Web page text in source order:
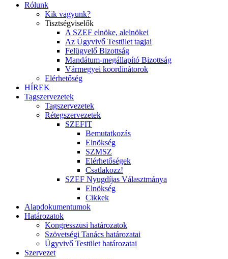
Rólunk
Kik vagyunk?
Tisztségviselők
A SZEF elnöke, alelnökei
Az Ügyvivő Testület tagjai
Felügyelő Bizottság
Mandátum-megállapító Bizottság
Vármegyei koordinátorok
Elérhetőség
HÍREK
Tagszervezetek
Tagszervezetek
Rétegszervezetek
SZEFIT
Bemutatkozás
Elnökség
SZMSZ
Elérhetőségek
Csatlakozz!
SZEF Nyugdíjas Választmánya
Elnökség
Cikkek
Alapdokumentumok
Határozatok
Kongresszusi határozatok
Szövetségi Tanács határozatai
Ügyvivő Testület határozatai
Szervezet